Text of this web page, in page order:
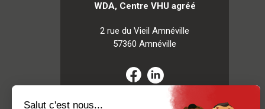
WDA, Centre VHU agréé
2 rue du Vieil Amnéville
57360 Amnéville